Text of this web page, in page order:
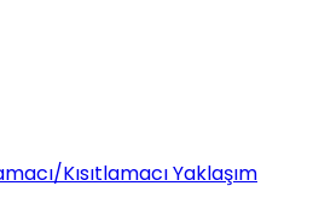
Kısıtlamacı Yaklaşım